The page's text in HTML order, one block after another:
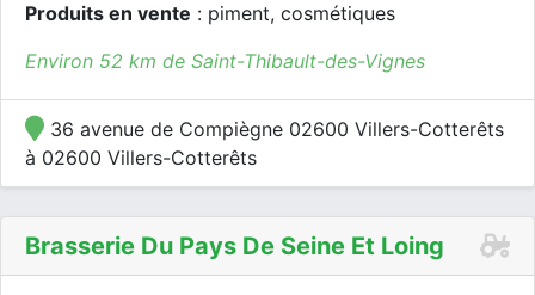
Produits en vente : piment, cosmétiques
Environ 52 km de Saint-Thibault-des-Vignes
36 avenue de Compiègne 02600 Villers-Cotterêts
à 02600 Villers-Cotterêts
Brasserie Du Pays De Seine Et Loing